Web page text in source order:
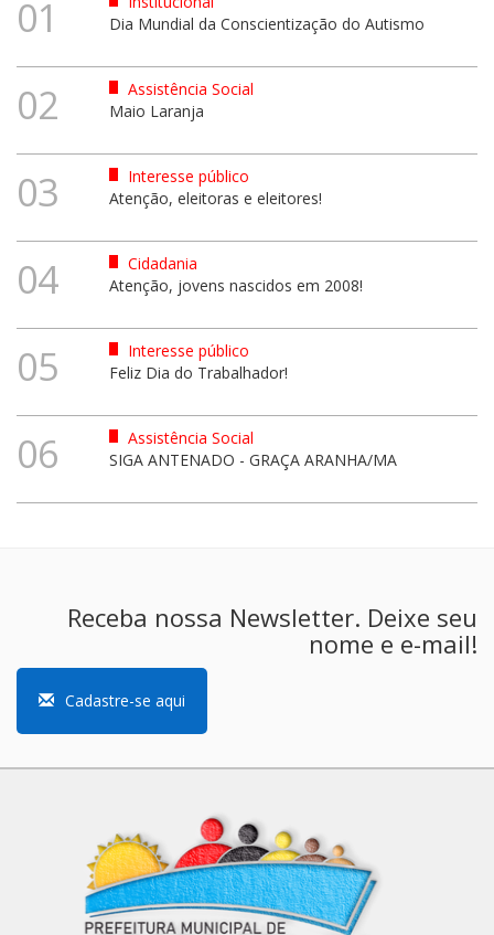
01
Dia Mundial da Conscientização do Autismo
02
Assistência Social
Maio Laranja
03
Interesse público
Atenção, eleitoras e eleitores!
04
Cidadania
Atenção, jovens nascidos em 2008!
05
Interesse público
Feliz Dia do Trabalhador!
06
Assistência Social
SIGA ANTENADO - GRAÇA ARANHA/MA
Receba nossa Newsletter. Deixe seu
nome e e-mail!
Cadastre-se aqui